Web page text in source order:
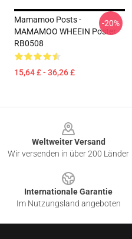
Mamamoo Posts -
MAMAMOO WHEEIN Poster
RB0508
15,64 £ - 36,26 £
-20%
Weltweiter Versand
Wir versenden in über 200 Länder
Internationale Garantie
Im Nutzungsland angeboten